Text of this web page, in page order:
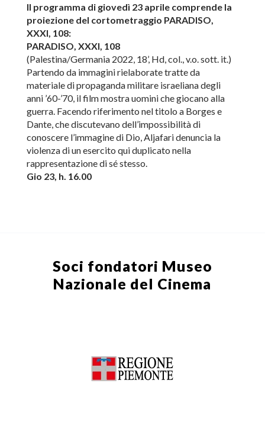
Il programma di giovedì 23 aprile comprende la
proiezione del cortometraggio PARADISO,
XXXI, 108:
PARADISO, XXXI, 108
(Palestina/Germania 2022, 18’, Hd, col., v.o. sott. it.)
Partendo da immagini rielaborate tratte da
materiale di propaganda militare israeliana degli
anni ’60-’70, il film mostra uomini che giocano alla
guerra. Facendo riferimento nel titolo a Borges e
Dante, che discutevano dell’impossibilità di
conoscere l’immagine di Dio, Aljafari denuncia la
violenza di un esercito qui duplicato nella
rappresentazione di sé stesso.
Gio 23, h. 16.00
Soci fondatori Museo
Nazionale del Cinema